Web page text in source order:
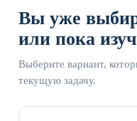
Вы уже
или пока
Выберите вариант,
текущую задачу.